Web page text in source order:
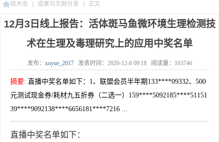
晓木虫
»
成果与文献分享
»
正文
12月3日线上报告：活体斑马鱼微环境生理检测技
术在生理及毒理研究上的应用中奖名单
发布： xuyue_2017 发表时间： 2020-12-8 09:18 阅读量： 103746
摘要: 直播中奖名单如下：1、联盟会员半年期133****09332、500
元测试现金券/耗材九五折券（二选一）159****5092185****51151
39****9092138****6656181****7216 ...
直播中奖名单如下：